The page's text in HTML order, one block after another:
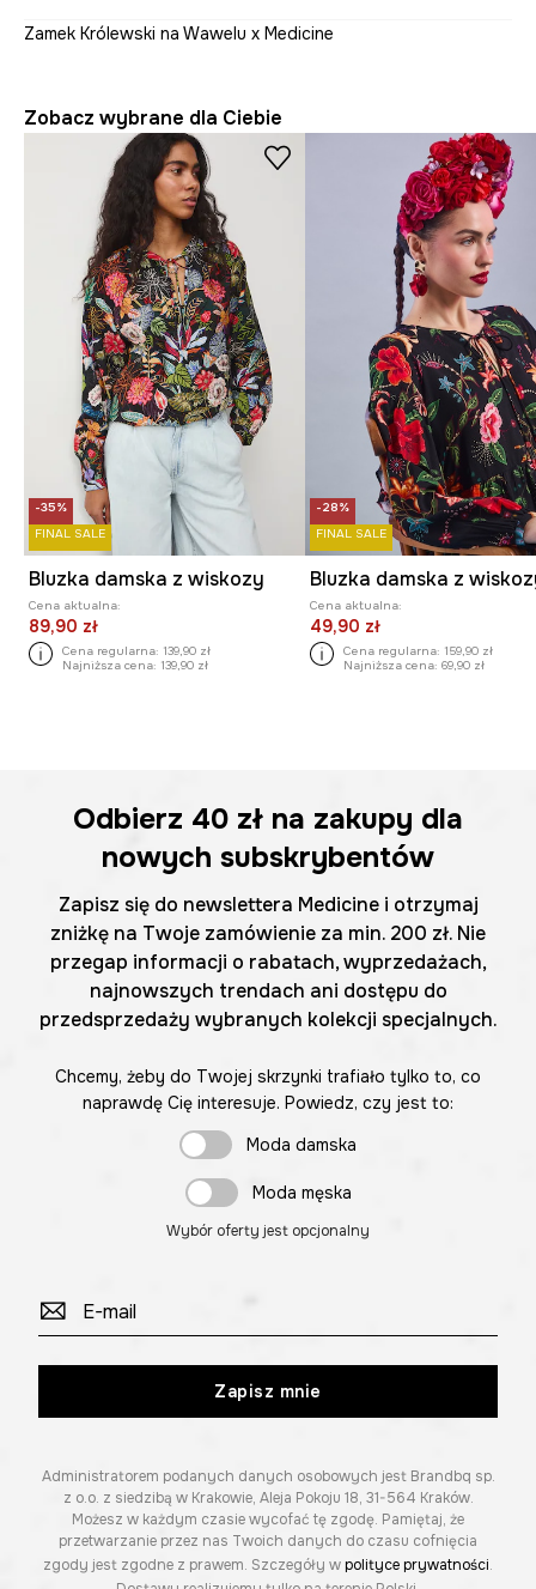
Zamek Królewski na Wawelu x Medicine
Zobacz wybrane dla Ciebie
-35%
FINAL SALE
Bluzka damska z wiskozy
Cena aktualna:
89,90 zł
Cena regularna: 139,90 zł
Najniższa cena: 139,90 zł
-28%
FINAL SALE
Cena aktualna:
49,90 zł
Cena regularna: 159,90 zł
Najniższa cena: 69,90 zł
Odbierz 40 zł na zakupy dla
nowych subskrybentów
Zapisz się do newslettera Medicine i otrzymaj
zniżkę na Twoje zamówienie za min. 200 zł. Nie
przegap informacji o rabatach, wyprzedażach,
najnowszych trendach ani dostępu do
przedsprzedaży wybranych kolekcji specjalnych.
Chcemy, żeby do Twojej skrzynki trafiało tylko to, co
naprawdę Cię interesuje. Powiedz, czy jest to:
Moda damska
Moda męska
Wybór oferty jest opcjonalny
Zapisz mnie
Administratorem podanych danych osobowych jest Brandbq sp.
z o.o. z siedzibą w Krakowie, Aleja Pokoju 18, 31-564 Kraków.
Możesz w każdym czasie wycofać tę zgodę. Pamiętaj, że
przetwarzanie przez nas Twoich danych do czasu cofnięcia
zgody jest zgodne z prawem. Szczegóły w polityce prywatności.